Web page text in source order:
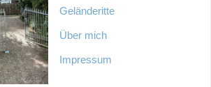
Geländeritte
Über mich
Impressum